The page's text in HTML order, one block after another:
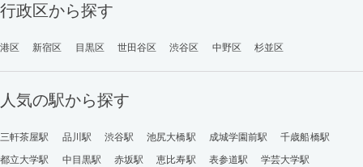
行政区から探す
港区 新宿区 目黒区 世田谷区 渋谷区 中野区 杉並区
人気の駅から探す
三軒茶屋駅 品川駅 渋谷駅 池尻大橋駅 成城学園前駅
千歳船橋駅
都立大学駅
中目黒駅 赤坂駅 恵比寿駅 表参道駅
学芸大学駅